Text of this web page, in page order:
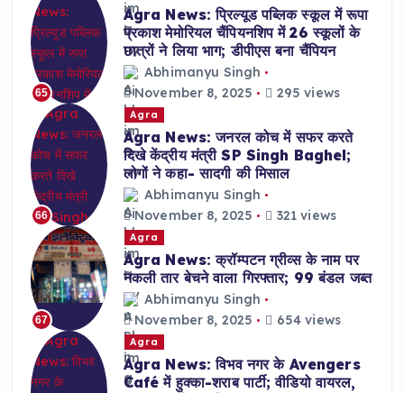
65
Agra News: प्रिल्यूड पब्लिक स्कूल में रूपा
प्रकाश मेमोरियल चैंपियनशिप में 26 स्कूलों के
छात्रों ने लिया भाग; डीपीएस बना चैंपियन
Abhimanyu Singh
November 8, 2025
295 views
66
Agra
Agra News: जनरल कोच में सफर करते
दिखे केंद्रीय मंत्री SP Singh Baghel;
लोगों ने कहा- सादगी की मिसाल
Abhimanyu Singh
November 8, 2025
321 views
67
Agra
Agra News: क्रॉम्पटन ग्रीव्स के नाम पर
नकली तार बेचने वाला गिरफ्तार; 99 बंडल जब्त
Abhimanyu Singh
November 8, 2025
654 views
Agra
Agra News: विभव नगर के Avengers
Café में हुक्का-शराब पार्टी; वीडियो वायरल,